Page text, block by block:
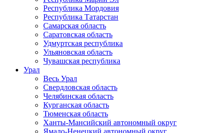
Республика Мордовия
Республика Татарстан
Самарская область
Саратовская область
Удмуртская республика
Ульяновская область
Чувашская республика
Урал
Весь Урал
Свердловская область
Челябинская область
Курганская область
Тюменская область
Ханты-Мансийский автономный округ
Ямало-Ненецкий автономный округ